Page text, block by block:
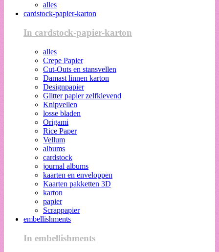
alles
cardstock-papier-karton
In cardstock-papier-karton
alles
Crepe Papier
Cut-Outs en stansvellen
Damast linnen karton
Designpapier
Glitter papier zelfklevend
Knipvellen
losse bladen
Origami
Rice Paper
Vellum
albums
cardstock
journal albums
kaarten en enveloppen
Kaarten pakketten 3D
karton
papier
Scrappapier
embellishments
In embellishments